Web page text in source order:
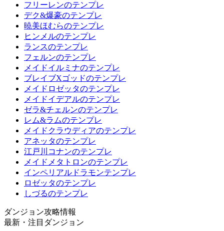
フリーレンのテンプレ
デク&爆豪のテンプレ
暁美ほむらのテンプレ
ヒンメルのテンプレ
ランスのテンプレ
フェルンのテンプレ
メイドイルミナのテンプレ
ブレイブXゴッドのテンプレ
メイドロゼッタのテンプレ
メイドイデアルのテンプレ
ゼラ&チェルンのテンプレ
レム&ラムのテンプレ
メイドクラウディアのテンプレ
アネッタのテンプレ
江戸川コナンのテンプレ
メイドメタトロンのテンプレ
インペリアルドラモンテンプレ
ロゼッタのテンプレ
しづるのテンプレ
ダンジョン攻略情報
最新・注目ダンジョン